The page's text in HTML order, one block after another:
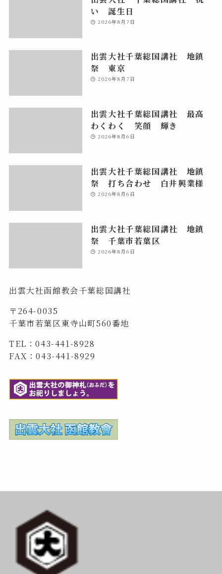
い 誕生日
2026年8月7日
出雲大社千葉総国講社 地鎮
祭 東京
2026年8月7日
出雲大社千葉総国講社 最高
わくわく 笑顔 輝き
2026年8月6日
出雲大社千葉総国講社 地鎮
祭 打ち合わせ 白井興業様
2026年8月6日
出雲大社千葉総国講社 地鎮
祭 千葉市若葉区
2026年8月6日
出雲大社函館教会千葉総国講社
〒264-0035
千葉市若葉区東寺山町560番地
TEL：043-441-8928
FAX：043-441-8929